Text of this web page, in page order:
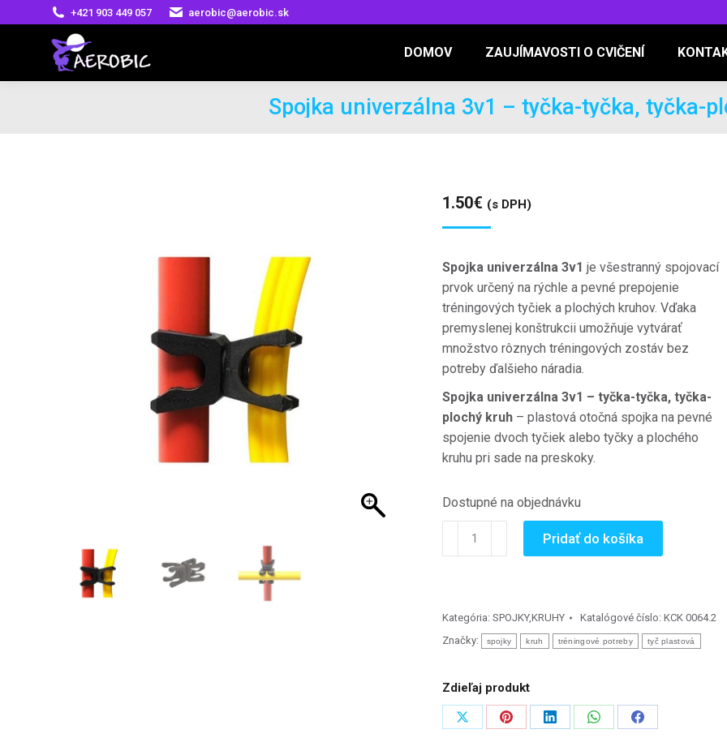
+421 903 449 057 aerobic@aerobic.sk
DOMOV ZAUJÍMAVOSTI O CVIČENÍ
Spojka univerzálna 3v1 – tyčka-tyčka, tyčka-
1.50€ (s DPH)
Spojka univerzálna 3v1 je všestranný spojovací
prvok určený na rýchle a pevné prepojenie
tréningových tyčiek a plochých kruhov. Vďaka
premyslenej konštrukcii umožňuje vytvárať
množstvo rôznych tréningových zostáv bez
potreby ďalšieho náradia.
Spojka univerzálna 3v1 – tyčka-tyčka, tyčka-
plochý kruh– plastová otočná spojka na pevné
spojenie dvoch tyčiek alebo tyčky a plochého
kruhu pri sade na preskoky.
Dostupné na objednávku
množstvo
-
tyčka,
plochý
kruh
Pridať do košíka
Kategória: SPOJKY,KRUHY Katalógové číslo: KCK 0064.2
Značky:
spojky kruh tréningové potreby tyč plastová
Zdieľaj produkt
ZdieľaťZdieľaťZdieľaťZdieľaťZdieľať